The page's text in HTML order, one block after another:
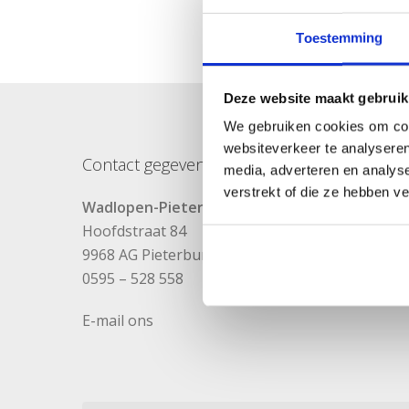
Toestemming
Deze website maakt
We gebruiken cookies om
websiteverkeer te
media, adverteren en
verstrekt of die ze hebben
Contact gegevens
Wadlopen-Pieterburen.nl
Hoofdstraat 84
9968 AG Pieterburen
0595 – 528 558
E-mail ons